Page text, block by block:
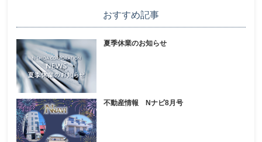
おすすめ記事
夏季休業のお知らせ
不動産情報 Nナビ8月号